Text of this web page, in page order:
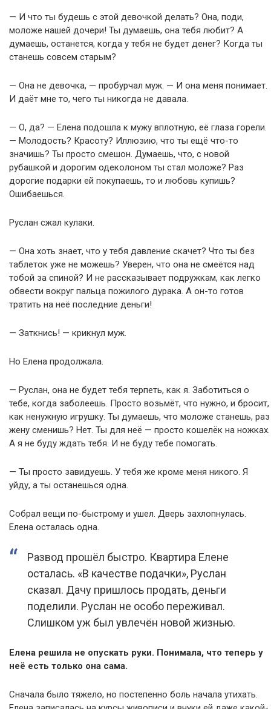
— И что ты будешь с этой девочкой делать? Она, поди,
моложе нашей дочери! Ты думаешь, она тебя любит? А
думаешь, останется, когда у тебя не будет денег? Когда ты
станешь совсем старым?
— Она не девочка, — пробурчал муж. — И она меня понимает.
И даёт мне то, чего ты никогда не давала.
— О, да? — Елена подошла к мужу вплотную, её глаза горели.
— Молодость? Красоту? Иллюзию, что ты ещё что-то
значишь? Ты просто смешон. Думаешь, что, с новой
рубашкой и дорогим одеколоном ты стал моложе? Раз
дорогие подарки ей покупаешь, то и любовь купишь?
Ошибаешься.
Руслан сжал кулаки.
— Она хоть знает, что у тебя давление скачет? Что ты без
таблеток уже не можешь? Уверен, что она не смеётся над
тобой за спиной? И не рассказывает подружкам, как легко
обвести вокруг пальца пожилого дурака. А он-то готов
тратить на неё последние деньги!
— Заткнись! — крикнул муж.
Но Елена продолжала.
— Руслан, она не будет тебя терпеть, как я. Заботиться о
тебе, когда заболеешь. Просто возьмёт, что нужно, и бросит,
как ненужную игрушку. Ты думаешь, что моложе станешь, раз
жену сменишь? Нет. Ты для неё — просто кошелёк на ножках.
А я не буду ждать тебя. И не буду тебе помогать.
— Ты просто завидуешь. У тебя же кроме меня никого. Я
уйду, а ты останешься одна.
Собрал вещи по-быстрому и ушел. Дверь захлопнулась.
Елена осталась одна.
Развод прошёл быстро. Квартира Елене
осталась. «В качестве подачки», Руслан
сказал. Дачу пришлось продать, деньги
поделили. Руслан не особо переживал.
Слишком уж был увлечён новой жизнью.
Елена решила не опускать руки. Понимала, что теперь у
неё есть только она сама.
Сначала было тяжело, но постепенно боль начала утихать.